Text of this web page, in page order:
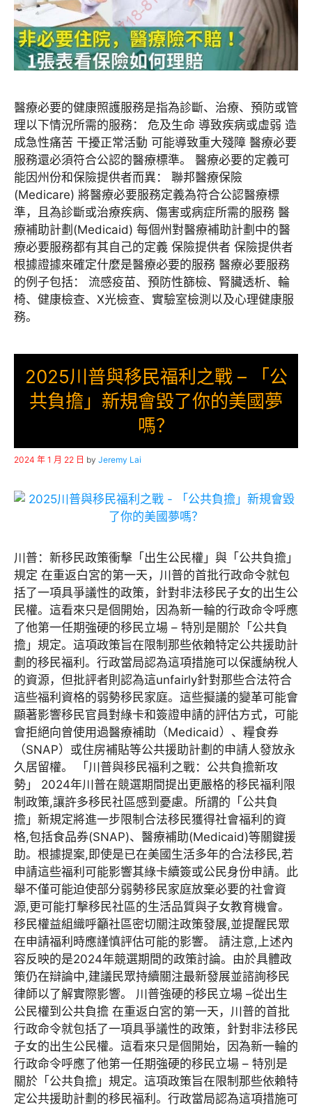
醫療必要的健康照護服務是指為診斷、治療、預防或管
理以下情況所需的服務： 危及生命 導致疾病或虛弱 造
成急性痛苦 干擾正常活動 可能導致重大殘障 醫療必要
服務還必須符合公認的醫療標準。 醫療必要的定義可
能因州份和保險提供者而異： 聯邦醫療保險
(Medicare) 將醫療必要服務定義為符合公認醫療標
準，且為診斷或治療疾病、傷害或病症所需的服務 醫
療補助計劃(Medicaid) 每個州對醫療補助計劃中的醫
療必要服務都有其自己的定義 保險提供者 保險提供者
根據證據來確定什麼是醫療必要的服務 醫療必要服務
的例子包括： 流感疫苗、預防性篩檢、腎臟透析、輪
椅、健康檢查、X光檢查、實驗室檢測以及心理健康服
務。
2025川普與移民福利之戰 – 「公
共負擔」新規會毀了你的美國夢
嗎？
2024 年 1 月 22 日 by Jeremy Lai
川普：新移民政策衝擊「出生公民權」與「公共負擔」
規定 在重返白宮的第一天，川普的首批行政命令就包
括了一項具爭議性的政策，針對非法移民子女的出生公
民權。這看來只是個開始，因為新一輪的行政命令呼應
了他第一任期強硬的移民立場 – 特別是關於「公共負
擔」規定。這項政策旨在限制那些依賴特定公共援助計
劃的移民福利。行政當局認為這項措施可以保護納稅人
的資源，但批評者則認為這unfairly針對那些合法符合
這些福利資格的弱勢移民家庭。這些擬議的變革可能會
顯著影響移民官員對綠卡和簽證申請的評估方式，可能
會拒絕向曾使用過醫療補助（Medicaid）、糧食券
（SNAP）或住房補貼等公共援助計劃的申請人發放永
久居留權。 「川普與移民福利之戰：公共負擔新攻
勢」 2024年川普在競選期間提出更嚴格的移民福利限
制政策,讓許多移民社區感到憂慮。所謂的「公共負
擔」新規定將進一步限制合法移民獲得社會福利的資
格,包括食品券(SNAP)、醫療補助(Medicaid)等關鍵援
助。根據提案,即使是已在美國生活多年的合法移民,若
申請這些福利可能影響其綠卡續簽或公民身份申請。此
舉不僅可能迫使部分弱勢移民家庭放棄必要的社會資
源,更可能打擊移民社區的生活品質與子女教育機會。
移民權益組織呼籲社區密切關注政策發展,並提醒民眾
在申請福利時應謹慎評估可能的影響。 請注意,上述內
容反映的是2024年競選期間的政策討論。由於具體政
策仍在辯論中,建議民眾持續關注最新發展並諮詢移民
律師以了解實際影響。 川普強硬的移民立場 –從出生
公民權到公共負擔 在重返白宮的第一天，川普的首批
行政命令就包括了一項具爭議性的政策，針對非法移民
子女的出生公民權。這看來只是個開始，因為新一輪的
行政命令呼應了他第一任期強硬的移民立場 – 特別是
關於「公共負擔」規定。這項政策旨在限制那些依賴特
定公共援助計劃的移民福利。行政當局認為這項措施可